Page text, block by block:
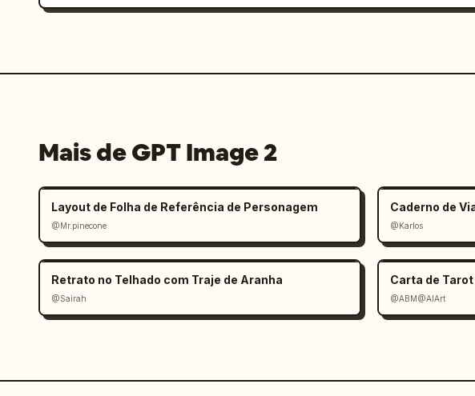
Mais de GPT Image 2
Layout de Folha de Referência de Personagem
@Mr.pinecone
Caderno de
@Karlos
Retrato no Telhado com Traje de Aranha
@Sairah
Carta de
@ABM@AIArt